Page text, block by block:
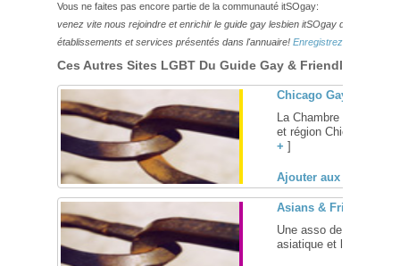
Vous ne faites pas encore partie de la communauté itSOgay:
venez vite nous rejoindre et enrichir le guide gay lesbien itSOgay de vos
établissements et services présentés dans l'annuaire! Enregistrez-vous ici!
Ces Autres Sites LGBT Du Guide Gay & Friendly
Chicago Gay and
La Chambre de
et région Chicagoland
+ ]
Ajouter aux favoris
Asians & Friends
Une asso de Chicago
asiatique et leurs amis